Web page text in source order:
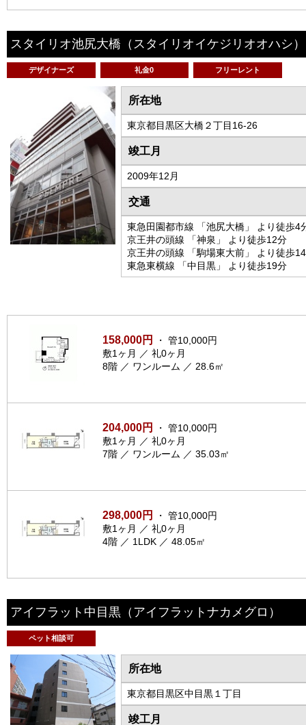
スタイリオ池尻大橋 （スタイリオイケジリオオハシ）
デザイナーズ 礼金0 フリーレント
所在地
東京都目黒区大橋２丁目16-26
竣工月
2009年12月
交通
東急田園都市線 「池尻大橋」 より徒歩4
京王井の頭線 「神泉」 より徒歩12分
京王井の頭線 「駒場東大前」 より徒歩
東急東横線 「中目黒」 より徒歩19分
158,000円
・ 管10,000円
敷1ヶ月 ／ 礼0ヶ月
8階 ／ ワンルーム ／ 28.6㎡
204,000円
・ 管10,000円
敷1ヶ月 ／ 礼0ヶ月
7階 ／ ワンルーム ／ 35.03㎡
298,000円
・ 管10,000円
敷1ヶ月 ／ 礼0ヶ月
4階 ／ 1LDK ／ 48.05㎡
アイフラット中目黒 （アイフラットナカメグロ）
ペット相談可
所在地
東京都目黒区中目黒１丁目
竣工月